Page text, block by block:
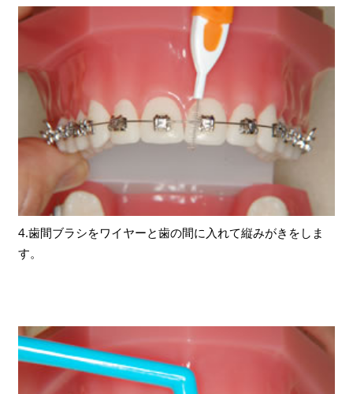
4.歯間ブラシをワイヤーと歯の間に入れて縦みがきをしま
す。